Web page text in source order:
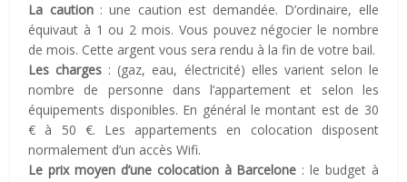
La caution: une caution est demandée. D’ordinaire, elle
équivaut à 1 ou 2 mois. Vous pouvez négocier le nombre
de mois. Cette argent vous sera rendu à la fin de votre bail.
Les charges : (gaz, eau, électricité) elles varient selon le
nombre de personne dans l’appartement et selon les
équipements disponibles. En général le montant est de 30
€ à 50 €. Les appartements en colocation disposent
normalement d’un accès Wifi.
Le prix moyen d’une colocation à Barcelone : le budget à